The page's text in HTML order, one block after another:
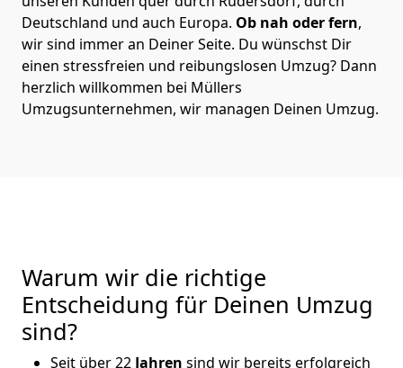
Deutschland und auch Europa. Ob nah oder fern,
wir sind immer an Deiner Seite. Du wünschst Dir
einen stressfreien und reibungslosen Umzug? Dann
herzlich willkommen bei Müllers
Umzugsunternehmen, wir managen Deinen Umzug.
Warum wir die richtige
Entscheidung für Deinen Umzug
sind?
Seit über 22 Jahren sind wir bereits erfolgreich